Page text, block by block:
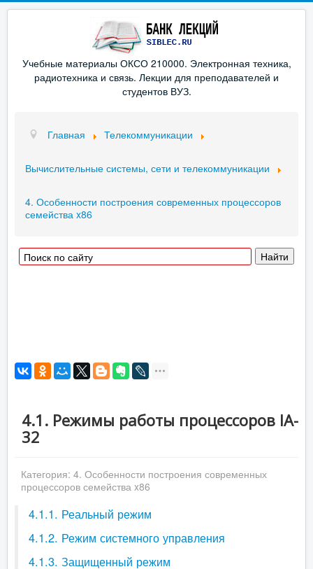
Учебные материалы ОКСО 210000. Электронная техника,
радиотехника и связь. Лекции для преподавателей и
студентов ВУЗ.
Главная Телекоммуникации
Вычислительные системы, сети и телекоммуникации
4. Особенности построения современных процессоров
семейства x86
4.1. Режимы работы процессоров IA-
32
Категория: 4. Особенности построения современных
процессоров семейства x86
4.1.1. Реальный режим
4.1.2. Режим системного управления
4.1.3. Защищенный режим